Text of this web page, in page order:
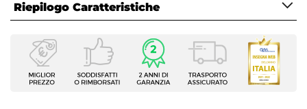
la tua amica più cara, con Carioca non si può
Tutti i prodotti che vengono posizionati
all’esterno hanno bisogno di cure
Riepilogo Caratteristiche
Caratteristiche Generali
Tipologia
Set pranzo